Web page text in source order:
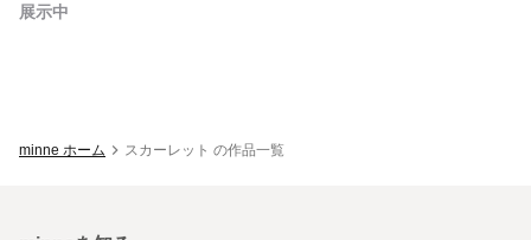
展示中
minne ホーム スカーレット の作品一覧